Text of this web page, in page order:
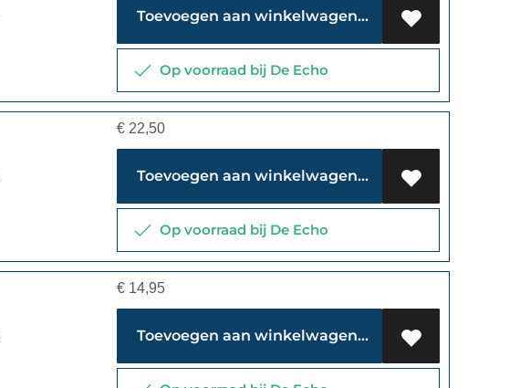
Toevoegen aan winkelwagen
Op voorraad bij De Echo
€ 22,50
Toevoegen aan winkelwagen
Op voorraad bij De Echo
€ 14,95
Toevoegen aan winkelwagen